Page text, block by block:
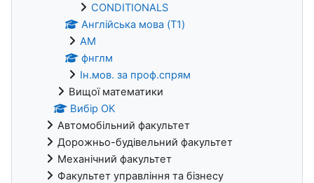
CONDITIONALS
Англійська мова (T1)
AM
фнглм
Ін.мов. за проф.спрям
Вищої математики
Вибір ОК
Автомобільний факультет
Дорожньо-будівельний факультет
Механічний факультет
Факультет управління та бізнесу